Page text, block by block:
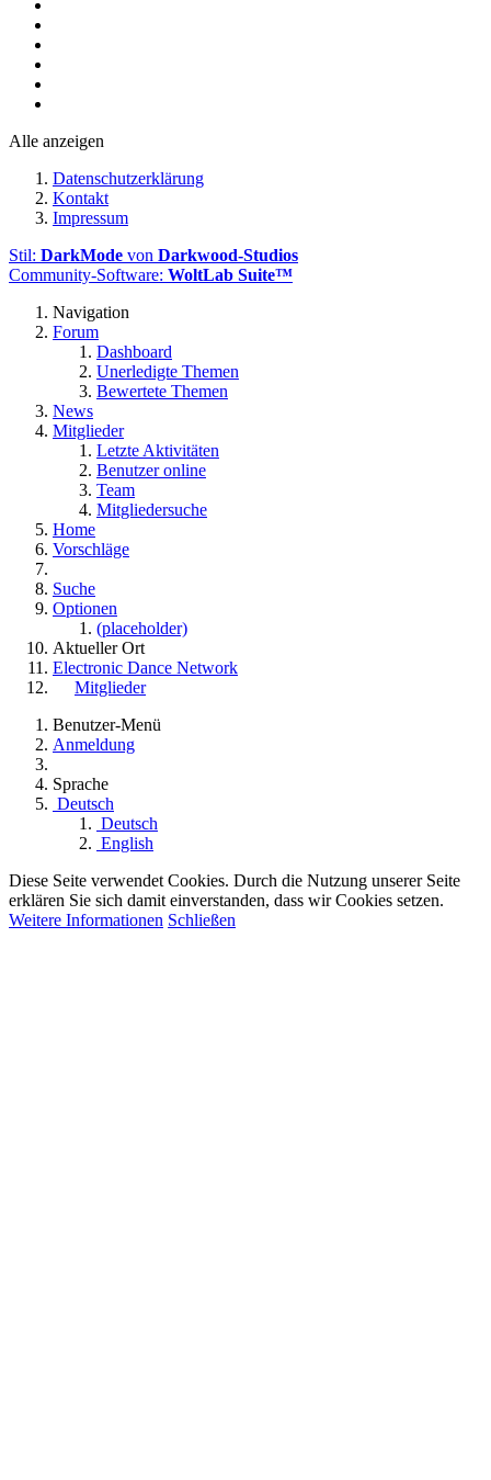
Alle anzeigen
Datenschutzerklärung
Kontakt
Impressum
Stil: DarkMode von Darkwood-Studios
Community-Software: WoltLab Suite™
Navigation
Forum
Dashboard
Unerledigte Themen
Bewertete Themen
News
Mitglieder
Letzte Aktivitäten
Benutzer online
Team
Mitgliedersuche
Home
Vorschläge
Suche
Optionen
(placeholder)
Aktueller Ort
Electronic Dance Network
Mitglieder
Benutzer-Menü
Anmeldung
Sprache
Deutsch
Deutsch
English
Diese Seite verwendet Cookies. Durch die Nutzung unserer Seite
erklären Sie sich damit einverstanden, dass wir Cookies setzen.
Weitere Informationen Schließen